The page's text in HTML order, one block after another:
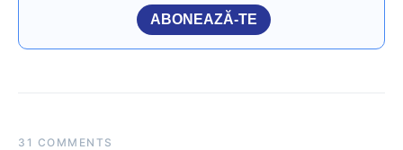
ABONEAZĂ-TE
31 COMMENTS